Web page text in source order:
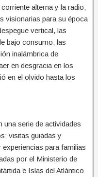
alterna y la radio,
visionarias para su época
vertical, las
bajo consumo, las
inalámbrica de
en desgracia en los
en el olvido hasta los
una serie de actividades
visitas guiadas y
para familias
por el Ministerio de
e Islas del Atlántico